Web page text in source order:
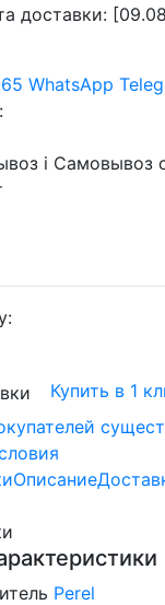
доставки:
WhatsApp
i Самовывоз
Купить в 1
Описание
Perel